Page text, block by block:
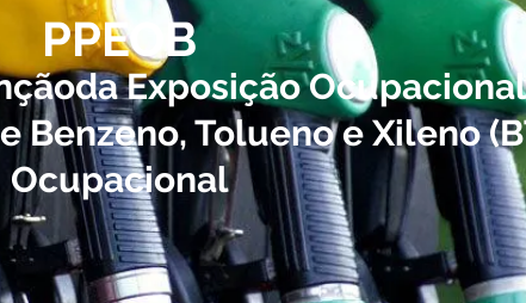
PPEOB
Exposição
Benzeno, Tolueno e Xileno
Ocupacional